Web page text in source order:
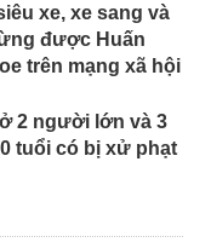
xe, xe sang và
được Huấn
trên mạng xã hội
2 người lớn và 3
tuổi có bị xử phạt